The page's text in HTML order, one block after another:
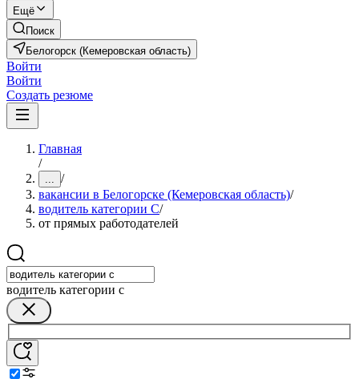
Ещё
Поиск
Белогорск (Кемеровская область)
Войти
Войти
Создать резюме
Главная
/
... /
вакансии в Белогорске (Кемеровская область)/
водитель категории C/
от прямых работодателей
водитель категории c